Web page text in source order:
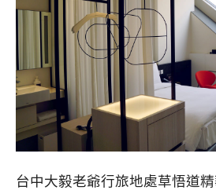
台中大毅老爺行旅地處草悟道